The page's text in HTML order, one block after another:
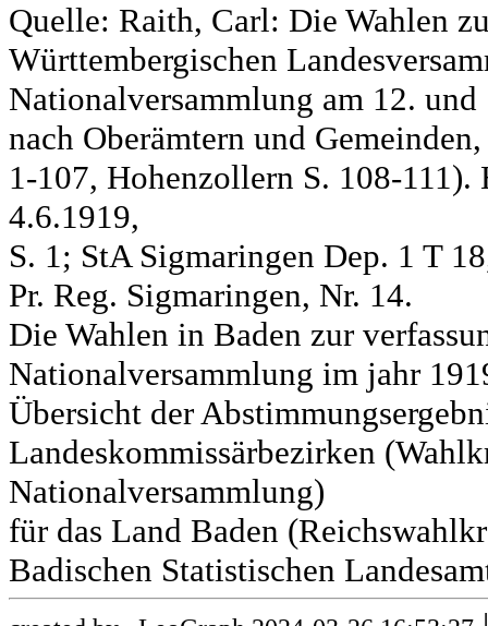
Quelle: Raith, Carl: Die Wahlen
Württembergischen
Nationalversammlung am 12. und
nach Oberämtern und
1-107, Hohenzollern S. 108-
4.6.1919,
S. 1; StA Sigmaringen Dep. 1 T
Pr. Reg. Sigmaringen, Nr. 14.
Die Wahlen in Baden zur
Nationalversammlung im jahr
Übersicht der
Landeskommissärbezirken
Nationalversammlung)
für das Land Baden
Badischen Statistischen